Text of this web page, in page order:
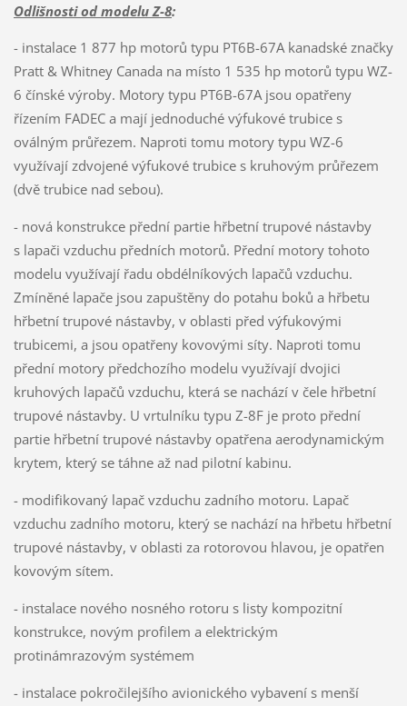
Odlišnosti od modelu Z-8:
- instalace 1 877 hp motorů typu PT6B-67A kanadské značky
Pratt & Whitney Canada na místo 1 535 hp motorů typu WZ-
6 čínské výroby. Motory typu PT6B-67A jsou opatřeny
řízením FADEC a mají jednoduché výfukové trubice s
oválným průřezem. Naproti tomu motory typu WZ-6
využívají zdvojené výfukové trubice s kruhovým průřezem
(dvě trubice nad sebou).
- nová konstrukce přední partie hřbetní trupové nástavby
s lapači vzduchu předních motorů. Přední motory tohoto
modelu využívají řadu obdélníkových lapačů vzduchu.
Zmíněné lapače jsou zapuštěny do potahu boků a hřbetu
hřbetní trupové nástavby, v oblasti před výfukovými
trubicemi, a jsou opatřeny kovovými síty. Naproti tomu
přední motory předchozího modelu využívají dvojici
kruhových lapačů vzduchu, která se nachází v čele hřbetní
trupové nástavby. U vrtulníku typu Z-8F je proto přední
partie hřbetní trupové nástavby opatřena aerodynamickým
krytem, který se táhne až nad pilotní kabinu.
- modifikovaný lapač vzduchu zadního motoru. Lapač
vzduchu zadního motoru, který se nachází na hřbetu hřbetní
trupové nástavby, v oblasti za rotorovou hlavou, je opatřen
kovovým sítem.
- instalace nového nosného rotoru s listy kompozitní
konstrukce, novým profilem a elektrickým
protinámrazovým systémem
- instalace pokročilejšího avionického vybavení s menší